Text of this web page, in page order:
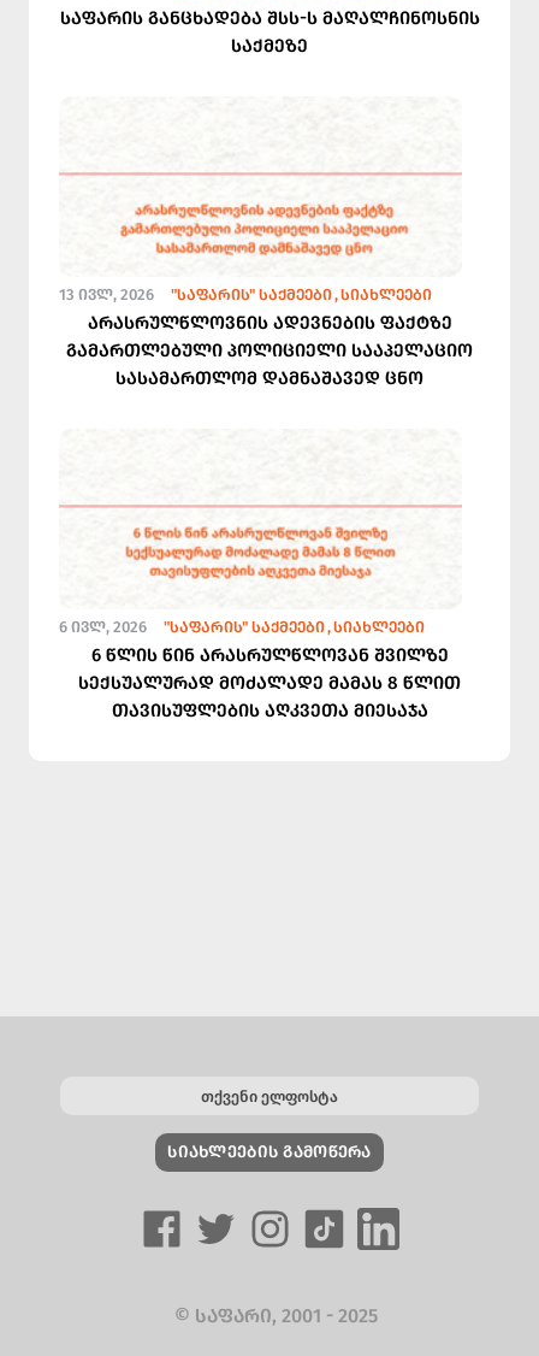
საფარის განცხადება შსს-ს მაღალჩინოსნის
საქმეზე
13 ᲘᲕᲚ, 2026 "ᲡᲐᲤᲐᲠᲘᲡ" ᲡᲐᲥᲛᲔᲔᲑᲘ ᲡᲘᲐᲮᲚᲔᲔᲑᲘ
არასრულწლოვნის ადევნების ფაქტზე
გამართლებული პოლიციელი სააპელაციო
სასამართლომ დამნაშავედ ცნო
6 ᲘᲕᲚ, 2026 "ᲡᲐᲤᲐᲠᲘᲡ" ᲡᲐᲥᲛᲔᲔᲑᲘ ᲡᲘᲐᲮᲚᲔᲔᲑᲘ
6 წლის წინ არასრულწლოვან შვილზე
სექსუალურად მოძალადე მამას 8 წლით
თავისუფლების აღკვეთა მიესაჯა
ᲡᲘᲐᲮᲚᲔᲔᲑᲘᲡ ᲒᲐᲛᲝᲬᲔᲠᲐ
© ᲡᲐᲤᲐᲠᲘ, 2001 - 2025